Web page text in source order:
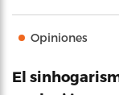
Opiniones
El